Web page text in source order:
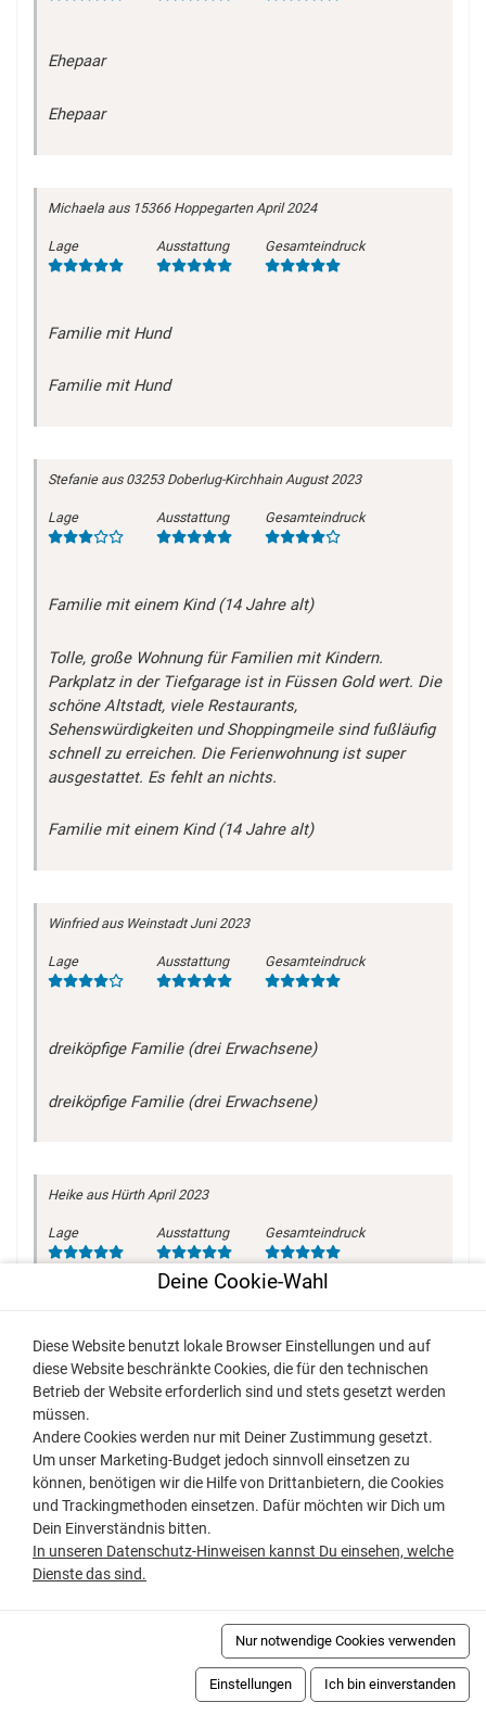
Ehepaar
Ehepaar
Michaela aus 15366 Hoppegarten April 2024
Lage Ausstattung Gesamteindruck
Familie mit Hund
Familie mit Hund
Stefanieaus 03253 Doberlug-Kirchhain August 2023
Lage Ausstattung Gesamteindruck
Familie mit einem Kind (14 Jahre alt)
Tolle, große Wohnung für Familien mit Kindern.
Parkplatz in der Tiefgarage ist in Füssen Gold wert. Die
schöne Altstadt, viele Restaurants,
Sehenswürdigkeiten und Shoppingmeile sind fußläufig
schnell zu erreichen. Die Ferienwohnung ist super
ausgestattet. Es fehlt an nichts.
Familie mit einem Kind (14 Jahre alt)
Winfriedaus Weinstadt Juni 2023
Lage Ausstattung Gesamteindruck
dreiköpfige Familie (drei Erwachsene)
dreiköpfige Familie (drei Erwachsene)
Heikeaus Hürth April 2023
Lage Ausstattung Gesamteindruck
Diese Wohnung ist hochwertig ausgestattet,es fehlt an
Nichts. Die Betten sind sehr Bequem.
Kommen gerne wieder
Freunde
Simoneaus Ettlingen
Ausstattung Gesamteindruck
Deine Cookie-Wahl
Diese Website benutzt lokale Browser Einstellungen und auf
diese Website beschränkte Cookies, die für den technischen
Betrieb der Website erforderlich sind und stets gesetzt werden
müssen.
Andere Cookies werden nur mit Deiner Zustimmung gesetzt.
Um unser Marketing-Budget jedoch sinnvoll einsetzen zu
können, benötigen wir die Hilfe von Drittanbietern, die Cookies
und Trackingmethoden einsetzen. Dafür möchten wir Dich um
Dein Einverständnis bitten.
In unseren Datenschutz-Hinweisen kannst Du einsehen, welche
Dienste das sind.
Nur notwendige Cookies verwenden
Einstellungen Ich bin einverstanden